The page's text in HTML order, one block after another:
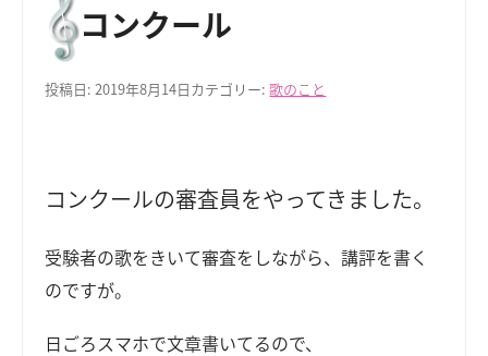
コンクール
投稿日:2019年8月14日カテゴリー:歌のこと
コンクールの審査員をやってきました。
受験者の歌をきいて審査をしながら、講評を書く
のですが。
日ごろスマホで文章書いてるので、